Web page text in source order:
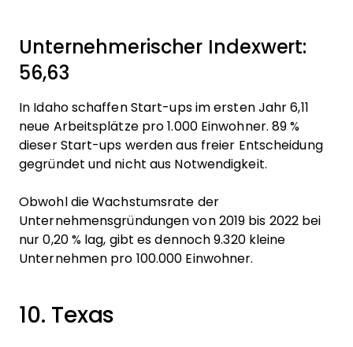
Unternehmerischer Indexwert:
56,63
In Idaho schaffen Start-ups im ersten Jahr 6,11
neue Arbeitsplätze pro 1.000 Einwohner. 89 %
dieser Start-ups werden aus freier Entscheidung
gegründet und nicht aus Notwendigkeit.
Obwohl die Wachstumsrate der
Unternehmensgründungen von 2019 bis 2022 bei
nur 0,20 % lag, gibt es dennoch 9.320 kleine
Unternehmen pro 100.000 Einwohner.
10. Texas